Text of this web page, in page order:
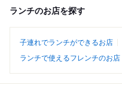
ランチのお店を探す
子連れでランチができるお店
ランチで使えるフレンチのお店